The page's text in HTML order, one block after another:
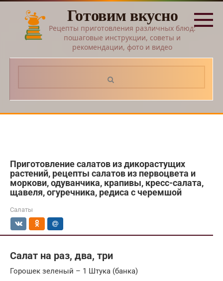
Перейти
контенту
Готовим вкусно
Рецепты приготовления различных блюд:
пошаговые инструкции, советы и
рекомендации, фото и видео
Приготовление салатов из дикорастущих
растений, рецепты салатов из первоцвета и
моркови, одуванчика, крапивы, кресс-салата,
щавеля, огуречника, редиса с черемшой
Салаты
Салат на раз, два, три
Горошек зеленый – 1 Штука (банка)